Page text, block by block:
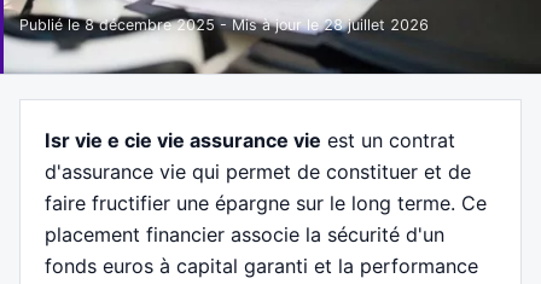
Publié le8 décembre 2025- Mis à jour le28 juillet 2026
Isr vie e cie vie assurance vie est un contrat
d'assurance vie qui permet de constituer et de
faire fructifier une épargne sur le long terme. Ce
placement financier associe la sécurité d'un
fonds euros à capital garanti et la performance